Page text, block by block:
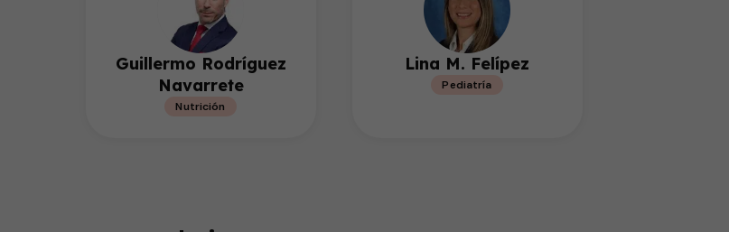
Guillermo Rodríguez
Navarrete
Nutrición
Lina M. Felípez
Pediatría